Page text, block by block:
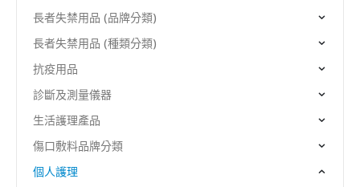
長者失禁用品 (品牌分類)
長者失禁用品 (種類分類)
抗疫用品
診斷及測量儀器
生活護理產品
傷口敷料品牌分類
個人護理